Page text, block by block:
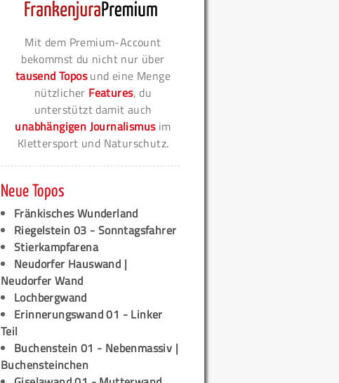
Mit dem Premium-Account
bekommst du nicht nur über
tausend Toposund eine Menge
nützlicher Features, du
unterstützt damit auch
unabhängigen Journalismusim
Klettersport und Naturschutz.
Neue Topos
Fränkisches Wunderland
Riegelstein 03 - Sonntagsfahrer
Stierkampfarena
Neudorfer Hauswand |
Neudorfer Wand
Lochbergwand
Erinnerungswand 01 - Linker
Teil
Buchenstein 01 - Nebenmassiv |
Buchensteinchen